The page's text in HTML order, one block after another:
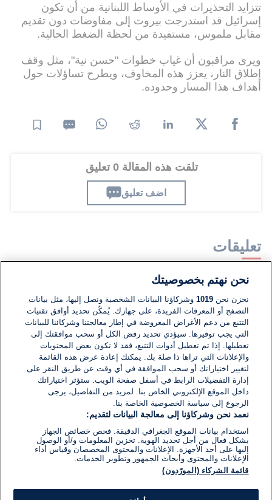
تتزايد التحذيرات في الأوساط اللبنانية من أن تكون
إسرائيل قد استدرجت بيروت إلى مفاوضات دون تقديم
مقابل ملموس، مستفيدة من لحظة الضغط الحالية.
ويرى مراقبون أن غياب خطوات "حسن نية"، مثل وقف
إطلاق النار، يعزز هذه المخاوف، ويطرح تساؤلات حول
أهداف هذا المسار وحدوده.
تلقت هذه المقالة 0 تعليق
اضف تعليق
تعليقات
لا توجد تعليقات مكتوبة حتى الآن. كن الأول!
اكتب تعليقًا جديدًا ...
نحن نهتم بخصوصيتك
نخزن نحن1019 وشركاؤنا البيانات الشخصية ونصل إليها، مثل بيانات
التصفح أو المعرفات الفريدة، على جهازك. يُمكّن تحديد أوافق تقنيات
التتبع من دعم الأغراض المعروضة في إطار معالجتنا وشركائنا للبيانات
التي يجب توفيرها. سيؤدي تحديد رفض الكل أو سحب موافقتك إلى
تعطيلها. إذا تم تعطيل أدوات التتبع، فقد لا تكون بعض المحتويات
والإعلانات التي تراها ذا صلة بك. يمكنك إعادة عرض هذه القائمة
لتغيير اختياراتك أو سحب الموافقة في أي وقت عن طريق النقر على
إدارة التفضيلات الرابط في أسفل صفحة الويب. ستؤثر اختياراتك
داخل الموقع الإلكتروني الخاص بنا. لمزيد من التفاصيل، يرجى
الرجوع إلى سياسة الخصوصية الخاصة بنا.
نعمد نحن وشركاؤنا إلى معالجة البيانات لتقديم:
استخدام بيانات الموقع الجغرافي الدقيقة. فحص خصائص الجهاز
بشكل فعال من أجل تحديد الهوية. تخزين المعلومات و/أو الوصول
إليها على أحد الأجهزة. الإعلانات والمحتوى المخصصان وقياس أداء
الإعلانات والمحتوى وأبحاث الجمهور وتطوير الخدمات.
قائمة الشركاء (المورّدون)